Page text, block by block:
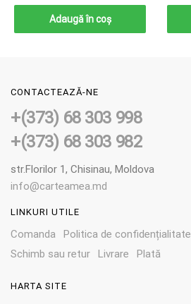
Adaugă în coș
CONTACTEAZĂ-NE
+(373) 68 303 998
+(373) 68 303 982
str.Florilor 1, Chisinau, Moldova
info@carteamea.md
LINKURI UTILE
Comanda Politica de confidențialitate
Schimb sau retur
Livrare Plată
HARTA SITE